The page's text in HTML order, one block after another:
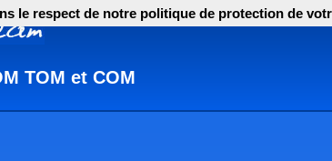
TOM et COM
le respect de notre politique de protection de